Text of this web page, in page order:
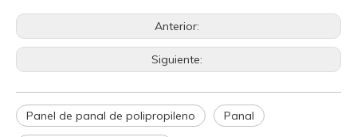
Anterior:
Siguiente:
Panel de panal de polipropileno Panal